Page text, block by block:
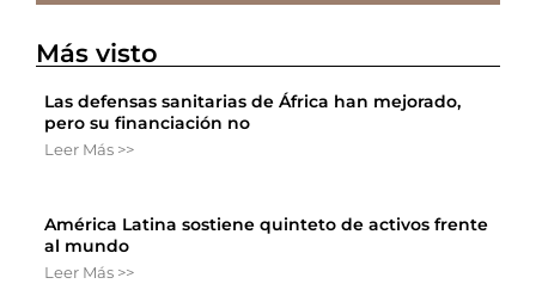
Más visto
Las defensas sanitarias de África han mejorado,
pero su financiación no
Leer Más >>
América Latina sostiene quinteto de activos frente
al mundo
Leer Más >>